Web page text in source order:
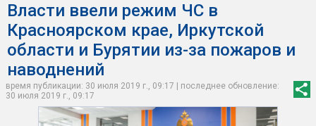
Власти ввели режим ЧС в
Красноярском крае, Иркутской
области и Бурятии из-за пожаров и
наводнений
время публикации: 30 июля 2019 г., 09:17 | последнее обновление:
30 июля 2019 г., 09:17